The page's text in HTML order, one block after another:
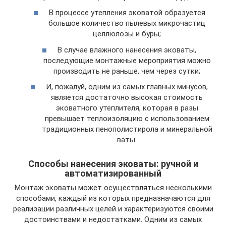
В процессе утепления эковатой образуется
большое количество пылевых микрочастиц
целлюлозы и буры;
В случае влажного нанесения эковаты,
последующие монтажные мероприятия можно
производить не раньше, чем через сутки;
И, пожалуй, одним из самых главных минусов,
является достаточно высокая стоимость
эковатного утеплителя, которая в разы
превышает теплоизоляцию с использованием
традиционных пенополистирола и минеральной
ваты.
Способы нанесения эковаты: ручной и
автоматизированный
Монтаж эковаты может осуществляться несколькими
способами, каждый из которых предназначаются для
реализации различных целей и характеризуются своими
достоинствами и недостатками. Одним из самых